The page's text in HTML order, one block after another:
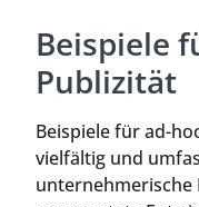
Beispiele
Publizität
Beispiele für ad-
vielfältig und
unternehmerische